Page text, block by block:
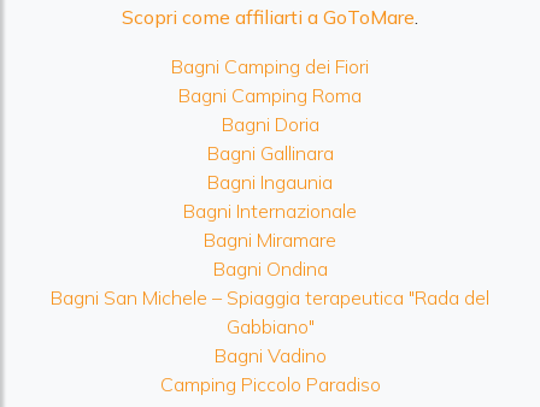
Scopri come affiliarti a GoToMare
Bagni Camping dei Fiori
Bagni Camping Roma
Bagni Doria
Bagni Gallinara
Bagni Ingaunia
Bagni Internazionale
Bagni Miramare
Bagni Ondina
Bagni San Michele – Spiaggia terapeutica "Rada del
Gabbiano"
Bagni Vadino
Camping Piccolo Paradiso